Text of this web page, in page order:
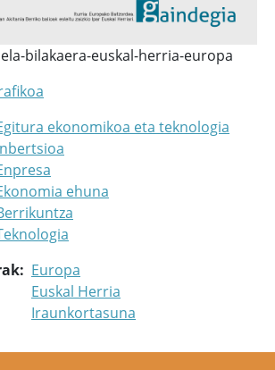
bilakaera-euskal-herria-europa
ekonomikoa eta teknologia
ehuna
Europa
Euskal Herria
Iraunkortasuna